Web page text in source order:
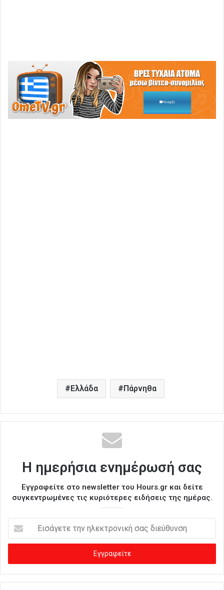
Ελλάδα Πάρνηθα
Η ημερήσια ενημέρωσή σας
Εγγραφείτε στο newsletter του Hours.gr και δείτε
συγκεντρωμένες τις κυριότερες ειδήσεις της ημέρας.
σ
γ
ε